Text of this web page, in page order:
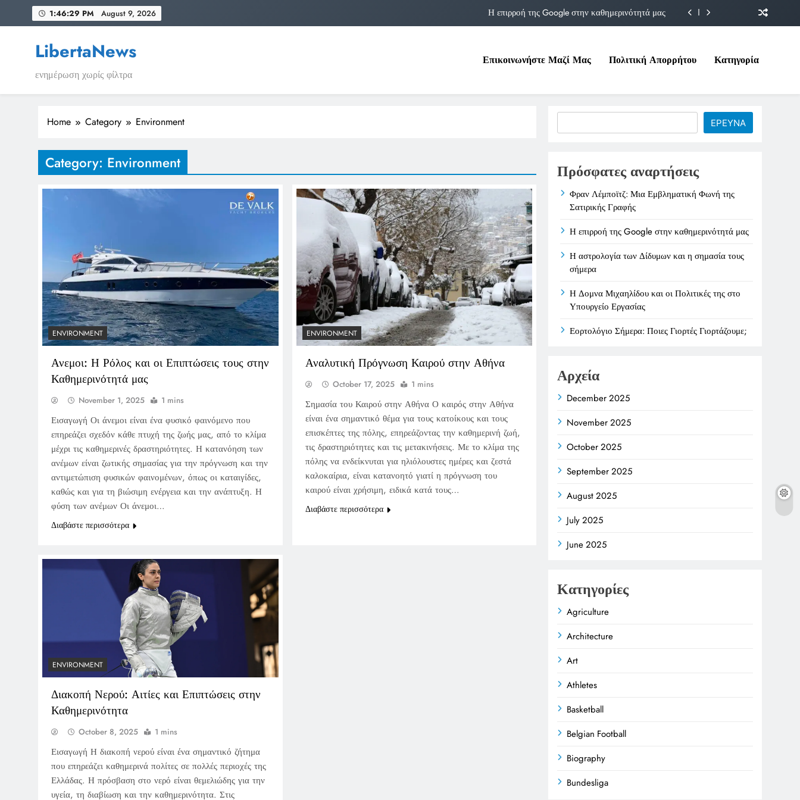
1:46:29 PM August 9, 2026
Η επιρροή της Google στην καθημερινότητά μας
Η Δομνα Μιχαηλίδου και οι Πολιτικές της στο Υπουργείο Εργασίας
Η επιρροή της Google στην καθημερινότητά μας
Η αστρολογία των Δίδυμων και η σημασία τους σήμερα
LibertaNews
ενημέρωση χωρίς φίλτρα
Επικοινωνήστε Μαζί Μας Πολιτική Απορρήτου Κατηγορία
Home Category Environment
Category: Environment
ENVIRONMENT
Ανεμοι: Η Ρόλος και οι Επιπτώσεις τους στην
Καθημερινότητά μας
November 1, 2025 1 mins
Εισαγωγή Οι άνεμοι είναι ένα φυσικό φαινόμενο που
επηρεάζει σχεδόν κάθε πτυχή της ζωής μας, από το κλίμα
μέχρι τις καθημερινές δραστηριότητες. Η κατανόηση των
ανέμων είναι ζωτικής σημασίας για την πρόγνωση και την
αντιμετώπιση φυσικών φαινομένων, όπως οι καταιγίδες,
καθώς και για τη βιώσιμη ενέργεια και την ανάπτυξη. Η
φύση των ανέμων Οι άνεμοι…
Διαβάστε περισσότερα
ENVIRONMENT
Αναλυτική Πρόγνωση Καιρού στην Αθήνα
October 17, 2025 1 mins
Σημασία του Καιρού στην Αθήνα Ο καιρός στην Αθήνα
είναι ένα σημαντικό θέμα για τους κατοίκους και τους
επισκέπτες της πόλης, επηρεάζοντας την καθημερινή ζωή,
τις δραστηριότητες και τις μετακινήσεις. Με το κλίμα της
πόλης να ενδείκνυται για ηλιόλουστες ημέρες και ζεστά
καλοκαίρια, είναι κατανοητό γιατί η πρόγνωση του
καιρού είναι χρήσιμη, ειδικά κατά τους…
Διαβάστε περισσότερα
ENVIRONMENT
Διακοπή Νερού: Αιτίες και Επιπτώσεις στην
Καθημερινότητα
October 8, 2025 1 mins
Εισαγωγή Η διακοπή νερού είναι ένα σημαντικό ζήτημα
που επηρεάζει καθημερινά πολίτες σε πολλές περιοχές της
Ελλάδας. Η πρόσβαση στο νερό είναι θεμελιώδης για την
υγεία, τη διαβίωση και την καθημερινότητα. Στις
ΕΡΕΥΝΑ
Πρόσφατες αναρτήσεις
Φραν Λέμποϊτζ: Μια Εμβληματική Φωνή της
Σατιρικής Γραφής
Η επιρροή της Google στην καθημερινότητά μας
Η αστρολογία των Δίδυμων και η σημασία τους
σήμερα
Η Δομνα Μιχαηλίδου και οι Πολιτικές της στο
Υπουργείο Εργασίας
Εορτολόγιο Σήμερα: Ποιες Γιορτές Γιορτάζουμε;
Αρχεία
December 2025
November 2025
October 2025
September 2025
August 2025
July 2025
June 2025
Κατηγορίες
Agriculture
Architecture
Art
Athletes
Basketball
Belgian Football
Biography
Bundesliga